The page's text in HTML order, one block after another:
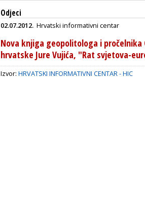
Odjeci
02.07.2012. Hrvatski informativni centar
Nova knjiga geopolitologa i
hrvatske Jure Vujića, "Rat svjetova-
Izvor: HRVATSKI INFORMATIVNI CENTAR - HIC